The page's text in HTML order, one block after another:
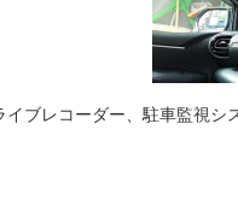
イブレコーダー、駐車監視シ